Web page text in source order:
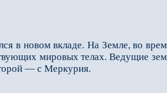
в новом вкладе. На Земле, во
мировых телах. Ведущие
— с Меркурия.